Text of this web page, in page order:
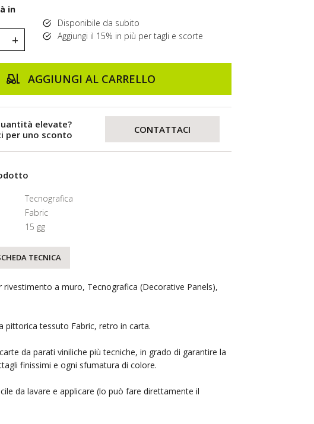
in
+
Disponibile da subito
Aggiungi il 15% in più per tagli e scorte
AGGIUNGI AL CARRELLO
elevate?
per uno sconto
CONTATTACI
Tecnografica
Fabric
15 gg
TECNICA
rivestimento a muro, Tecnografica (Decorative Panels),
pittorica tessuto Fabric, retro in carta.
da parati viniliche più tecniche, in grado di garantire la
finissimi e ogni sfumatura di colore.
da lavare e applicare (lo può fare direttamente il